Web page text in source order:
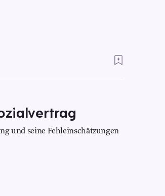
und seine Fehleinschätzungen